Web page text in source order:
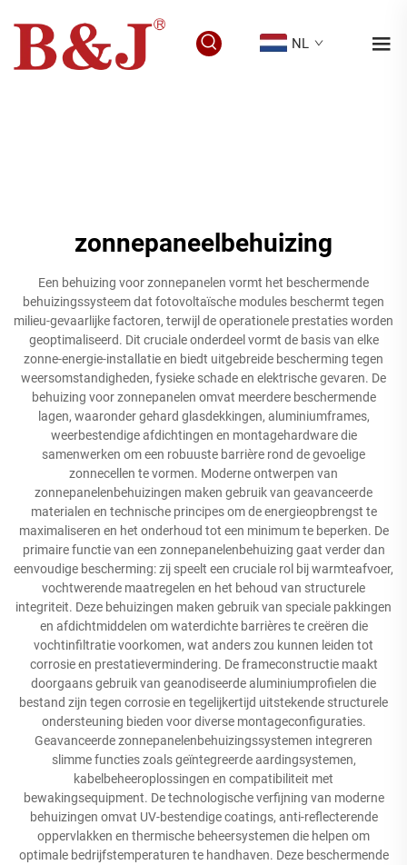
NL
zonnepaneelbehuizing
Een behuizing voor zonnepanelen vormt het beschermende
behuizingssysteem dat fotovoltaïsche modules beschermt tegen
milieu-gevaarlijke factoren, terwijl de operationele prestaties worden
geoptimaliseerd. Dit cruciale onderdeel vormt de basis van elke
zonne-energie-installatie en biedt uitgebreide bescherming tegen
weersomstandigheden, fysieke schade en elektrische gevaren. De
behuizing voor zonnepanelen omvat meerdere beschermende
lagen, waaronder gehard glasdekkingen, aluminiumframes,
weerbestendige afdichtingen en montagehardware die
samenwerken om een robuuste barrière rond de gevoelige
zonnecellen te vormen. Moderne ontwerpen van
zonnepanelenbehuizingen maken gebruik van geavanceerde
materialen en technische principes om de energieopbrengst te
maximaliseren en het onderhoud tot een minimum te beperken. De
primaire functie van een zonnepanelenbehuizing gaat verder dan
eenvoudige bescherming: zij speelt een cruciale rol bij warmteafvoer,
vochtwerende maatregelen en het behoud van structurele
integriteit. Deze behuizingen maken gebruik van speciale pakkingen
en afdichtmiddelen om waterdichte barrières te creëren die
vochtinfiltratie voorkomen, wat anders zou kunnen leiden tot
corrosie en prestatievermindering. De frameconstructie maakt
doorgaans gebruik van geanodiseerde aluminiumprofielen die
bestand zijn tegen corrosie en tegelijkertijd uitstekende structurele
ondersteuning bieden voor diverse montageconfiguraties.
Geavanceerde zonnepanelenbehuizingssystemen integreren
slimme functies zoals geïntegreerde aardingsystemen,
kabelbeheeroplossingen en compatibiliteit met
bewakingsequipment. De technologische verfijning van moderne
behuizingen omvat UV-bestendige coatings, anti-reflecterende
oppervlakken en thermische beheersystemen die helpen om
optimale bedrijfstemperaturen te handhaven. Deze beschermende